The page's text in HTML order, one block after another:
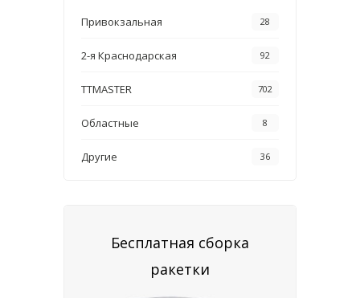
Привокзальная 28
2-я Краснодарская 92
TTMASTER 702
Областные 8
Другие 36
Бесплатная сборка
ракетки